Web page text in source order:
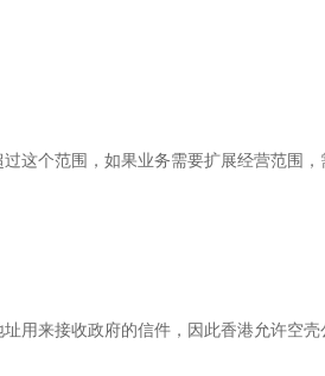
个范围，如果业务需要扩展经营范围，
来接收政府的信件，因此香港允许空壳